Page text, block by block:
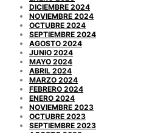
DICIEMBRE 2024
NOVIEMBRE 2024
OCTUBRE 2024
SEPTIEMBRE 2024
AGOSTO 2024
JUNIO 2024
MAYO 2024
ABRIL 2024
MARZO 2024
FEBRERO 2024
ENERO 2024
NOVIEMBRE 2023
OCTUBRE 2023
SEPTIEMBRE 2023